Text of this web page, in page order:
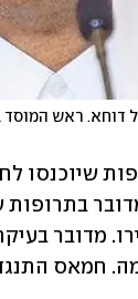
דוחא. ראש